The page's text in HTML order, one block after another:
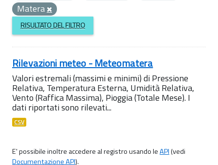
Matera
RISULTATO DEL FILTRO
Rilevazioni meteo - Meteomatera
Valori estremali (massimi e minimi) di Pressione
Relativa, Temperatura Esterna, Umidità Relativa,
Vento (Raffica Massima), Pioggia (Totale Mese). I
dati riportati sono rilevati...
CSV
E' possibile inoltre accedere al registro usando leAPI(vedi
Documentazione API).